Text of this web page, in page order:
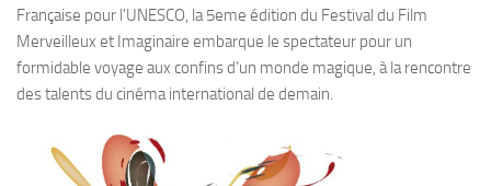
Française pour l’UNESCO, la 5eme édition du Festival du Film
Merveilleux et Imaginaire embarque le spectateur pour un
formidable voyage aux confins d’un monde magique, à la rencontre
des talents du cinéma international de demain.